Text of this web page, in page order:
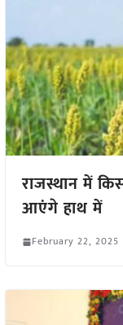
राजस्थान में
आएंगे हाथ में
February 22, 2025